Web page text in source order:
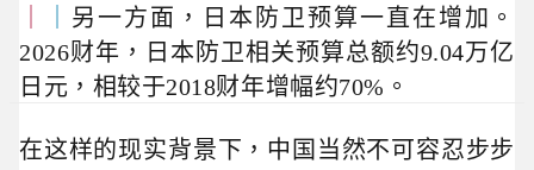
另一方面，日本防卫预算一直在增加。
2026财年，日本防卫相关预算总额约9.04万亿
日元，相较于2018财年增幅约70%。
在这样的现实背景下，中国当然不可容忍步步